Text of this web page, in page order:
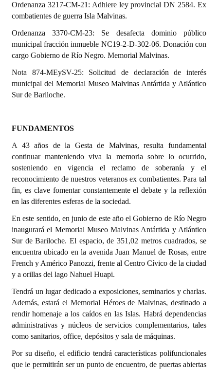
Proyectos Presentados
Dictámenes Asesoría Letrada
Actas de Sesión
Informes de Unidad Coordinadora
Ejecución Presupuestaria
Comunicaciones
Declaraciones
Resoluciones
Resoluciones de Presidencia
INSTITUCIONAL
Antiguos Pobladores
Noticias Destacadas
Registros y Distinciones
Datos Históricos
Premio al Mérito - Registro
Audiencias Públicas - Registro
Ordenanza 3217-CM-21: Adhiere ley provincial DN 2584. Ex
combatientes de guerra Isla Malvinas.
Ordenanza 3370-CM-23: Se desafecta dominio público
municipal fracción inmueble NC19-2-D-302-06. Donación con
cargo Gobierno de Río Negro. Memorial Malvinas.
Nota 874-MEySV-25: Solicitud de declaración de interés
municipal del Memorial Museo Malvinas Antártida y Atlántico
Sur de Bariloche.
FUNDAMENTOS
A 43 años de la Gesta de Malvinas, resulta fundamental
continuar manteniendo viva la memoria sobre lo ocurrido,
sosteniendo en vigencia el reclamo de soberanía y el
reconocimiento de nuestros veteranos ex combatientes. Para tal
fin, es clave fomentar constantemente el debate y la reflexión
en las diferentes esferas de la sociedad.
En este sentido, en junio de este año el Gobierno de Río Negro
inaugurará el Memorial Museo Malvinas Antártida y Atlántico
Sur de Bariloche. El espacio, de 351,02 metros cuadrados, se
encuentra ubicado en la avenida Juan Manuel de Rosas, entre
French y Américo Panozzi, frente al Centro Cívico de la ciudad
y a orillas del lago Nahuel Huapi.
Tendrá un lugar dedicado a exposiciones, seminarios y charlas.
Además, estará el Memorial Héroes de Malvinas, destinado a
rendir homenaje a los caídos en las Islas. Habrá dependencias
administrativas y núcleos de servicios complementarios, tales
como sanitarios, office, depósitos y sala de máquinas.
Por su diseño, el edificio tendrá características polifuncionales
que le permitirán ser un punto de encuentro, de puertas abiertas